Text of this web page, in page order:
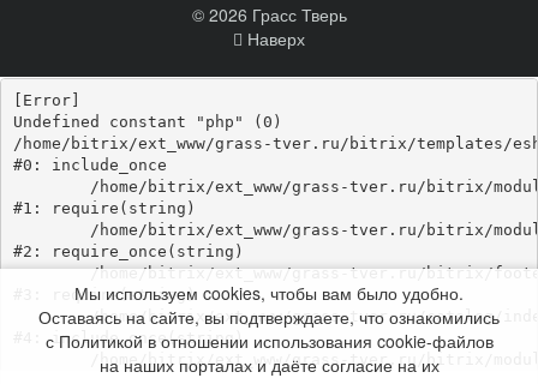
© 2026 Грасс Тверь
Наверх
Мы используем cookies, чтобы вам было удобно.
Оставаясь на сайте, вы подтверждаете, что ознакомились
с Политикой в отношении использования cookie-файлов
на наших порталах и даёте согласие на их
[Error]
Undefined constant "php" (0)
/home/bitrix/ext_www/grass-tver.ru/bitrix/templates/
#0: include_once
#1: require(string)
#2: require_once(string)
	/home/bitrix/ext_www/grass-tver.ru/bitrix/footer.php:4
#3: require(string)
	/home/bitrix/ext_www/grass-tver.ru/catalog/index.php:346
#4: include_once(string)